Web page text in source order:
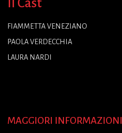
Il Cast
FIAMMETTA VENEZIANO
PAOLA VERDECCHIA
LAURA NARDI
MAGGIORI INFORMAZIONI